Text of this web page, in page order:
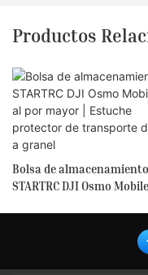
Productos
Bolsa de almacenamiento
STARTRC DJI Osmo